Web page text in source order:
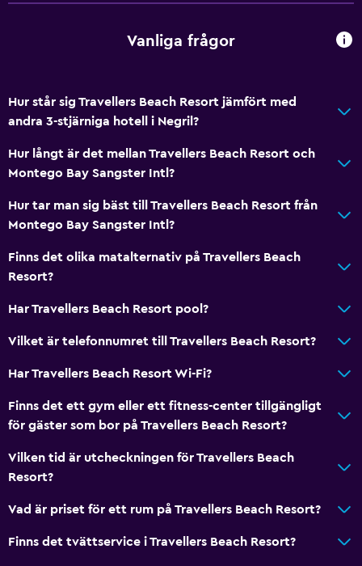
Sängkläder
Handdukar
Schampo
Kroppstvål
Papperskorgar
Balsam
Kök
Köksutrustning
Kök
Kokvrå
Ugn
Mikrovågsugn
Spishäll
Te/kaffebryggare
Vanliga frågor
Hur står sig Travellers Beach Resort jämfört med
andra 3-stjärniga hotell i Negril?
Hur långt är det mellan Travellers Beach Resort och
Montego Bay Sangster Intl?
Hur tar man sig bäst till Travellers Beach Resort från
Montego Bay Sangster Intl?
Finns det olika matalternativ på Travellers Beach
Resort?
Har Travellers Beach Resort pool?
Vilket är telefonnumret till Travellers Beach Resort?
Har Travellers Beach Resort Wi-Fi?
Finns det ett gym eller ett fitness-center tillgängligt
för gäster som bor på Travellers Beach Resort?
Vilken tid är utcheckningen för Travellers Beach
Resort?
Vad är priset för ett rum på Travellers Beach Resort?
Finns det tvättservice i Travellers Beach Resort?